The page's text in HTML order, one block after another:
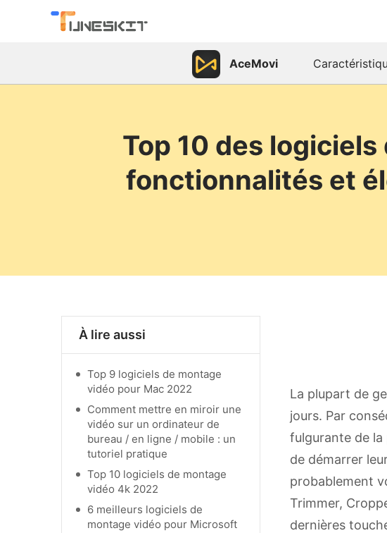
AceMovi
Top 10 des
fonctionnalités et
À lire aussi
Top 9 logiciels de montage
vidéo pour Mac 2022
Comment mettre en miroir une
vidéo sur un ordinateur de
bureau / en ligne / mobile : un
tutoriel pratique
Top 10 logiciels de montage
vidéo 4k 2022
6 meilleurs logiciels de
montage vidéo pour Microsoft
La plupart de
jours. Par
fulgurante de la
de démarrer
probablement
Trimmer,
dernières